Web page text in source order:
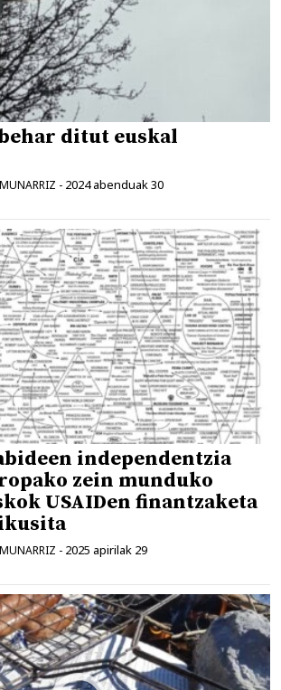
ditut euskal
- 2024 abenduak 30
independentzia
zein munduko
USAIDen finantzaketa
- 2025 apirilak 29